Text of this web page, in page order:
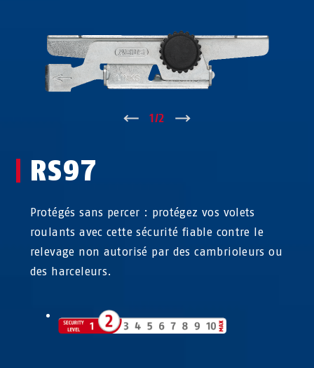
1/2
RS97
Protégés sans percer : protégez vos volets
roulants avec cette sécurité fiable contre le
relevage non autorisé par des cambrioleurs ou
des harceleurs.